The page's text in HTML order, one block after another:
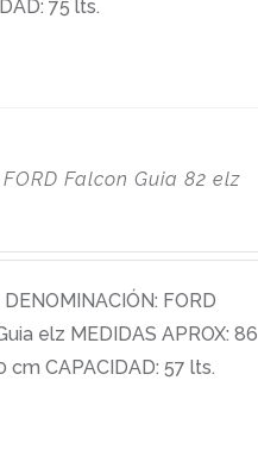
75 lts.
Falcon Guia 82 elz
DENOMINACIÓN: FORD
elz MEDIDAS APROX: 86
cm CAPACIDAD: 57 lts.